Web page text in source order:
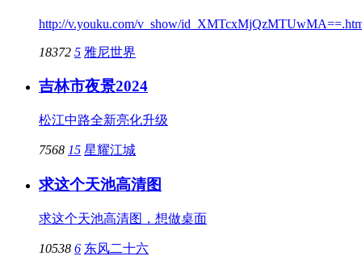
http://v.youku.com/v_show/
18372 5 雅尼世界
吉林市夜景2024
松江中路全新亮化升级
7568 15 星耀江城
求这个天池高清图
求这个天池高清图，想做桌面
10538 6 东风二十六